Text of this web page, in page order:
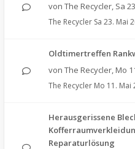
von The Recycler, Sa
The Recycler Sa 23. Mai
Oldtimertreffen
von The Recycler, Mo
The Recycler Mo 11. Mai
Herausgerissene
Reparaturlösung